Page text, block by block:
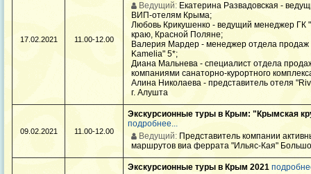
17.02.2021 11.00-12.00
Ведущий: Екатерина Развадовская -
ВИП-отелям Крыма;
Любовь Крикушенко - ведущий менеджер ГК
краю, Красной Поляне;
Валерия Мардер - менеджер отдела продаж
Kamelia" 5*;
Диана Мальнева - специалист отдела
компаниями санаторно-курортного
Алина Николаева - представитель отеля
г. Алушта
09.02.2021 11.00-12.00
Экскурсионные туры в Крым: "Крымская
подробнее...
Ведущий: Представитель компании
маршрутов виа феррата "Ильяс-Кая"
Экскурсионные туры в Крым 2021